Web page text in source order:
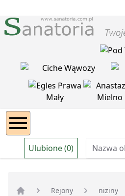
Ulubione (0)
Rejony niziny